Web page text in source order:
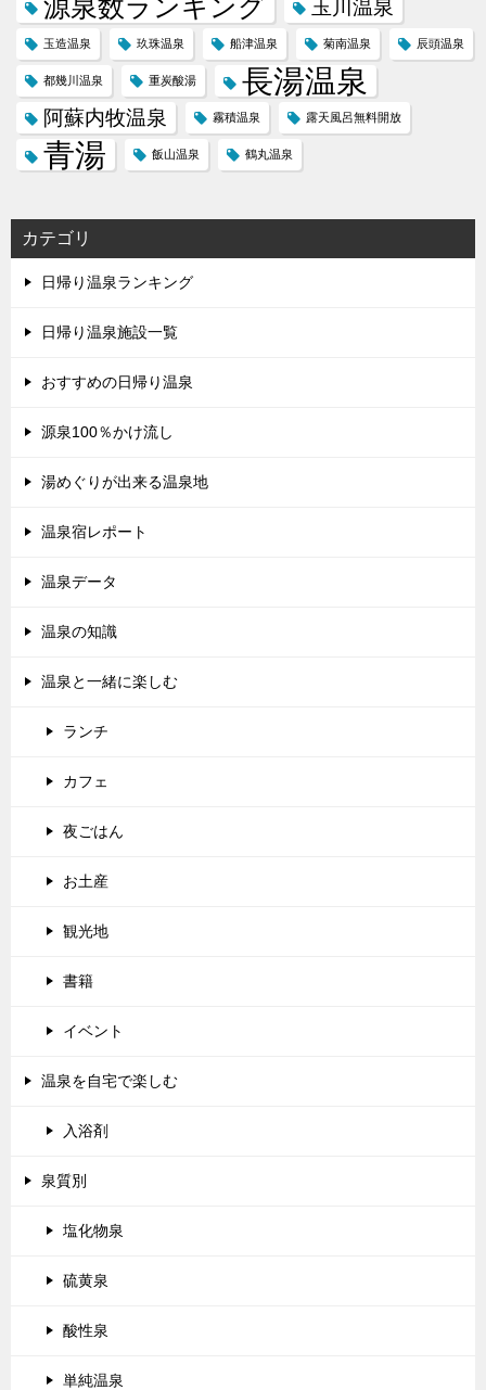
源泉数ランキング 玉川温泉
玉造温泉 玖珠温泉 船津温泉 菊南温泉 辰頭温泉
都幾川温泉 重炭酸湯 長湯温泉
阿蘇内牧温泉 霧積温泉 露天風呂無料開放
青湯 飯山温泉 鶴丸温泉
カテゴリ
日帰り温泉ランキング
日帰り温泉施設一覧
おすすめの日帰り温泉
源泉100％かけ流し
湯めぐりが出来る温泉地
温泉宿レポート
温泉データ
温泉の知識
温泉と一緒に楽しむ
ランチ
カフェ
夜ごはん
お土産
観光地
書籍
イベント
温泉を自宅で楽しむ
入浴剤
泉質別
塩化物泉
硫黄泉
酸性泉
単純温泉